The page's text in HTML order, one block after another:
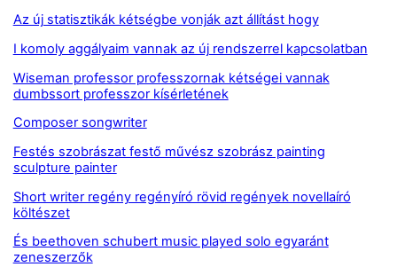
Az új statisztikák kétségbe vonják azt állítást hogy
I komoly aggályaim vannak az új rendszerrel kapcsolatban
Wiseman professor professzornak kétségei vannak
dumbssort professzor kísérletének
Composer songwriter
Festés szobrászat festő művész szobrász painting
sculpture painter
Short writer regény regényíró rövid regények novellaíró
költészet
És beethoven schubert music played solo egyaránt
zeneszerzők